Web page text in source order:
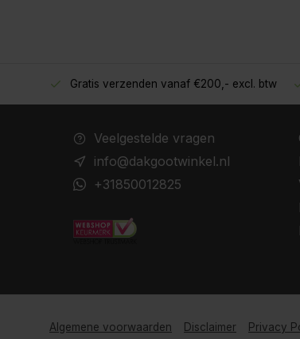
Gratis verzenden vanaf €200,- excl. btw
Veelgestelde vragen
info@dakgootwinkel.nl
+31850012825
Algemene voorwaarden Disclaimer Privacy